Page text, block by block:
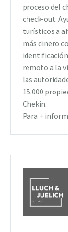
proceso del
check-out.
turísticos a
más dinero
identificación
remoto a la
las
15.000
Chekin.
Para +